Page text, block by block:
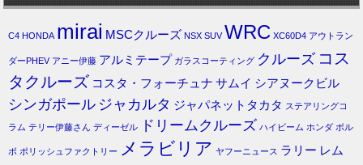
C4 HONDA mirai MSCクルーズ NSX SUV WRC XC60D4 アウトラン
ダーPHEV アニー伊藤 アルミテープ ガラスコーティング クルーズ コス
タクルーズ コスタ・フォーチュナ サムイ シアヌークビル
シンガポール ジャカルタ ジャパネットタカタ ステアリングコ
ラム テリー伊藤さん ディーゼル ドリームクルーズ ハイビーム ホンダ ボル
ボ ポリッシュファクトリー メラビリア ヤフーニュース ラリー レム